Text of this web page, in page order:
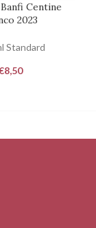
Centine
2023
Standard
8,50